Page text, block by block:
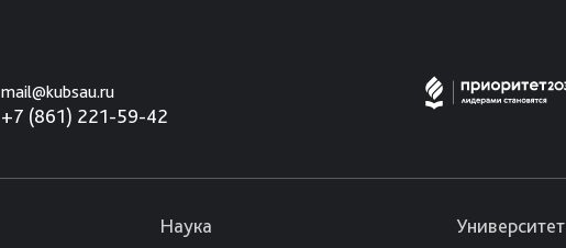
mail@kubsau.ru
+7 (861) 221-59-42
Наука Университет